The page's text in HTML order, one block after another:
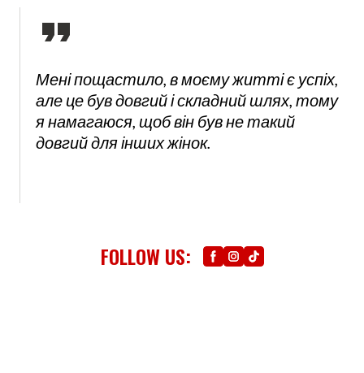
Мені пощастило, в моєму житті є успіх,
але це був довгий і складний шлях, тому
я намагаюся, щоб він був не такий
довгий для інших жінок.
FOLLOW US: